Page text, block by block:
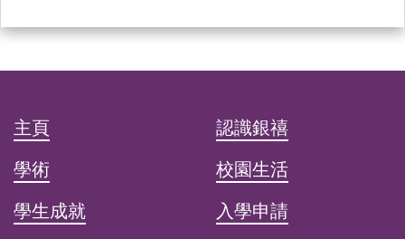
主頁
認識銀禧
學術
校園生活
學生成就
入學申請